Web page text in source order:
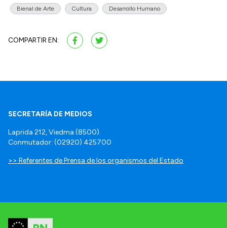
Bienal de Arte Cultura Desarrollo Humano
COMPARTIR EN:
SECRETARÍA DE MEDIOS
Laprida 212, Viedma (8500).
Conmutador: (02920) 425700
>> Referentes de Prensa de los organismos del Estado